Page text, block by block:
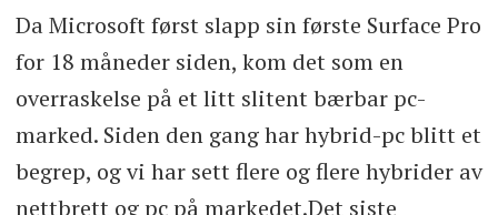
Da Microsoft først slapp sin første Surface Pro
for 18 måneder siden, kom det som en
overraskelse på et litt slitent bærbar pc-
marked. Siden den gang har hybrid-pc blitt et
begrep, og vi har sett flere og flere hybrider av
nettbrett og pc på markedet.Det siste